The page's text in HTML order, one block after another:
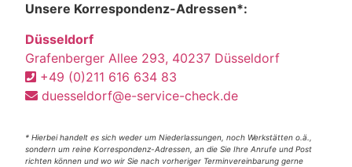
Unsere Korrespondenz-Adressen*:
Düsseldorf
Grafenberger Allee 293, 40237 Düsseldorf
+49 (0)211 616 634 83
duesseldorf@e-service-check.de
* Hierbei handelt es sich weder um Niederlassungen, noch Werkstätten o.ä.,
sondern um reine Korrespondenz-Adressen, an die Sie Ihre Anrufe und Post
richten können und wo wir Sie nach vorheriger Terminvereinbarung gerne